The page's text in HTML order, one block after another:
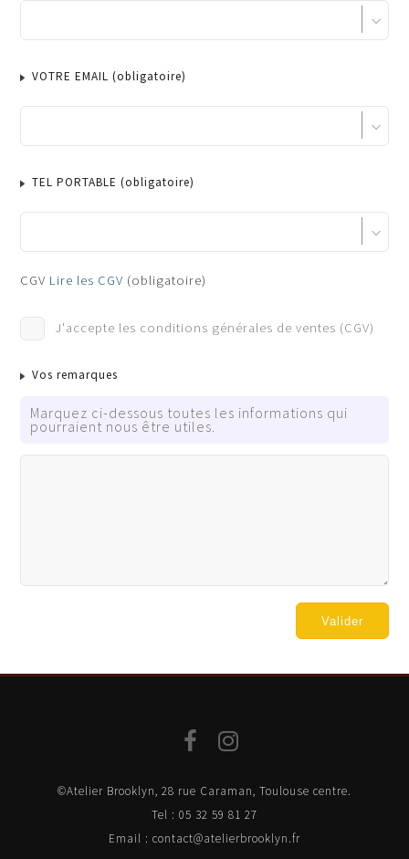
VOTRE EMAIL(obligatoire)
TEL PORTABLE(obligatoire)
Pass Sanitaire
Cochez cette case si TOUS les participants auront un
CGV Lire les CGV (obligatoire)
J'accepte les conditions générales de ventes (CGV)
Vos remarques
Marquez ci-dessous toutes les informations qui
pourraient nous être utiles.
Valider
©Atelier Brooklyn, 28 rue Caraman, Toulouse centre.
Tel : 05 32 59 81 27
Email : contact@atelierbrooklyn.fr